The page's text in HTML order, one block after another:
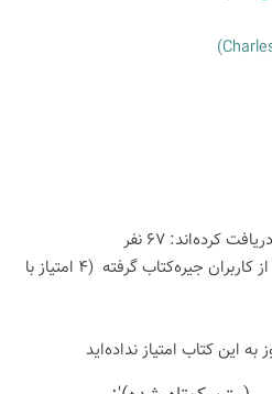
كرده‌اند: 67 نفر
(4 امتیاز با
به این كتاب امتیاز نداده‌اید